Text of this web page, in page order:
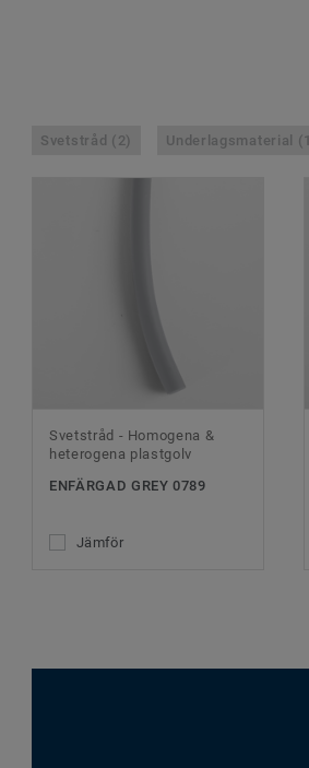
Svetstråd (2) Underlagsmaterial
Svetstråd - Homogena &
heterogena plastgolv
ENFÄRGAD GREY 0789
Jämför